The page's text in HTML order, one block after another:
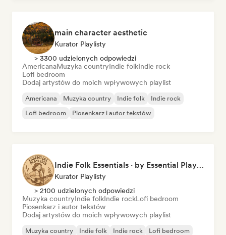
main character aesthetic
Kurator Playlisty
> 3300 udzielonych odpowiedzi
AmericanaMuzyka countryIndie folkIndie rock
Lofi bedroom
Dodaj artystów do moich wpływowych playlist
Americana Muzyka country Indie folk
Indie rock
Lofi bedroom
Piosenkarz i autor tekstów
Indie Folk Essentials · by Essential Playlists
Kurator Playlisty
> 2100 udzielonych odpowiedzi
Muzyka countryIndie folkIndie rockLofi bedroom
Piosenkarz i autor tekstów
Dodaj artystów do moich wpływowych playlist
Muzyka country Indie folk Indie rock
Lofi bedroom